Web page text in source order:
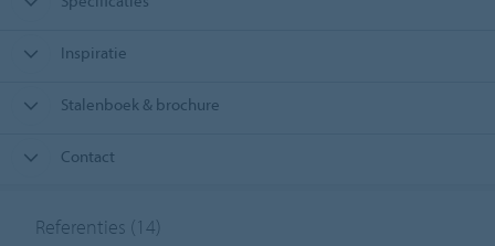
Inspiratie
Stalenboek & brochure
Contact
Referenties (14)